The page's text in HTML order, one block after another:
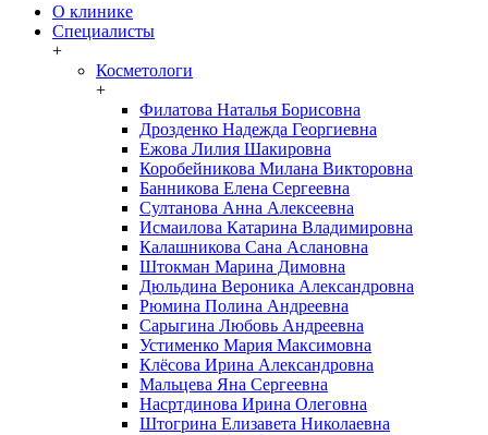
О клинике
Специалисты
+
Косметологи
+
Филатова Наталья Борисовна
Дрозденко Надежда Георгиевна
Ежова Лилия Шакировна
Коробейникова Милана Викторовна
Банникова Елена Сергеевна
Султанова Анна Алексеевна
Исмаилова Катарина Владимировна
Калашникова Сана Аслановна
Штокман Марина Димовна
Дюльдина Вероника Александровна
Рюмина Полина Андреевна
Сарыгина Любовь Андреевна
Устименко Мария Максимовна
Клёсова Ирина Александровна
Мальцева Яна Сергеевна
Насртдинова Ирина Олеговна
Штогрина Елизавета Николаевна